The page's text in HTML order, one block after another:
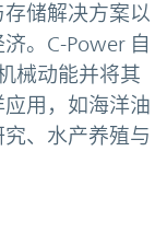
储解决方案以
。C-Power 自
械动能并将其
用，如海洋油
、水产养殖与